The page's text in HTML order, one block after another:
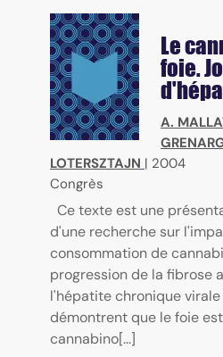
Le
foie.
A.
LOTERSZTAJN | 2004
Congrès
Ce texte est une
d'une recherche sur
consommation de
progression de la fibrose
l'hépatite chronique virale
démontrent que le foie
cannabino[...]